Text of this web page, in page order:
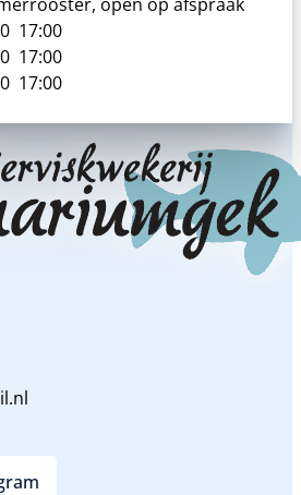
open op afspraak
17:00
17:00
17:00